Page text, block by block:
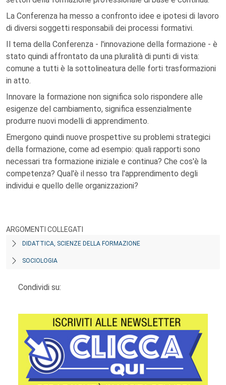
La Conferenza ha messo a confronto idee e ipotesi di lavoro
di diversi soggetti responsabili dei processi formativi.
Il tema della Conferenza - l'innovazione della formazione - è
stato quindi affrontato da una pluralità di punti di vista:
comune a tutti è la sottolineatura delle forti trasformazioni
in atto.
Innovare la formazione non significa solo rispondere alle
esigenze del cambiamento, significa essenzialmente
produrre nuovi modelli di apprendimento.
Emergono quindi nuove prospettive su problemi strategici
della formazione, come ad esempio: quali rapporti sono
necessari tra formazione iniziale e continua? Che cos'è la
competenza? Qual'è il nesso tra l'apprendimento degli
individui e quello delle organizzazioni?
ARGOMENTI COLLEGATI
DIDATTICA, SCIENZE DELLA FORMAZIONE
SOCIOLOGIA
Condividi su: